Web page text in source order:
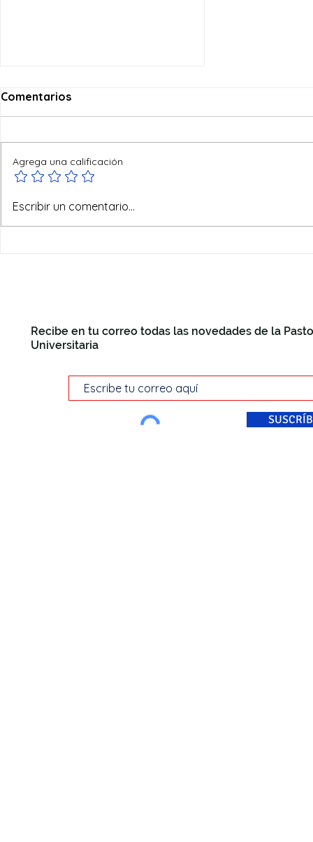
Reyes del mundo
Comentarios
Agrega una calificación
Escribir un comentario...
Recibe en tu correo todas las novedades de la
Universitaria